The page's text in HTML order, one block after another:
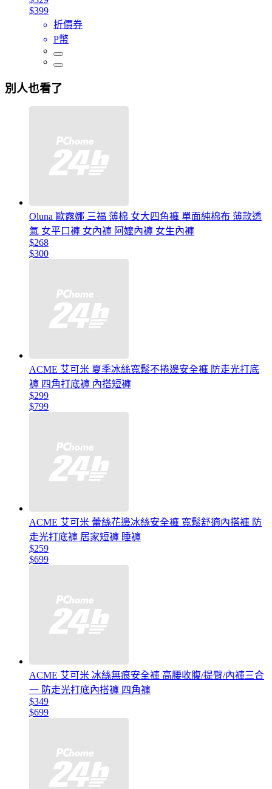
$399
折價券
P幣
別人也看了
Oluna 歐露娜 三福 薄棉 女大四角褲 單面純棉布 薄款透
氣 女平口褲 女內褲 阿嬤內褲 女生內褲
$268
$300
ACME 艾可米 夏季冰絲寬鬆不捲邊安全褲 防走光打底
褲 四角打底褲 內搭短褲
$299
$799
ACME 艾可米 蕾絲花邊冰絲安全褲 寬鬆舒適內搭褲 防
走光打底褲 居家短褲 睡褲
$259
$699
ACME 艾可米 冰絲無痕安全褲 高腰收腹/提臀/內褲三合
一 防走光打底內搭褲 四角褲
$349
$699